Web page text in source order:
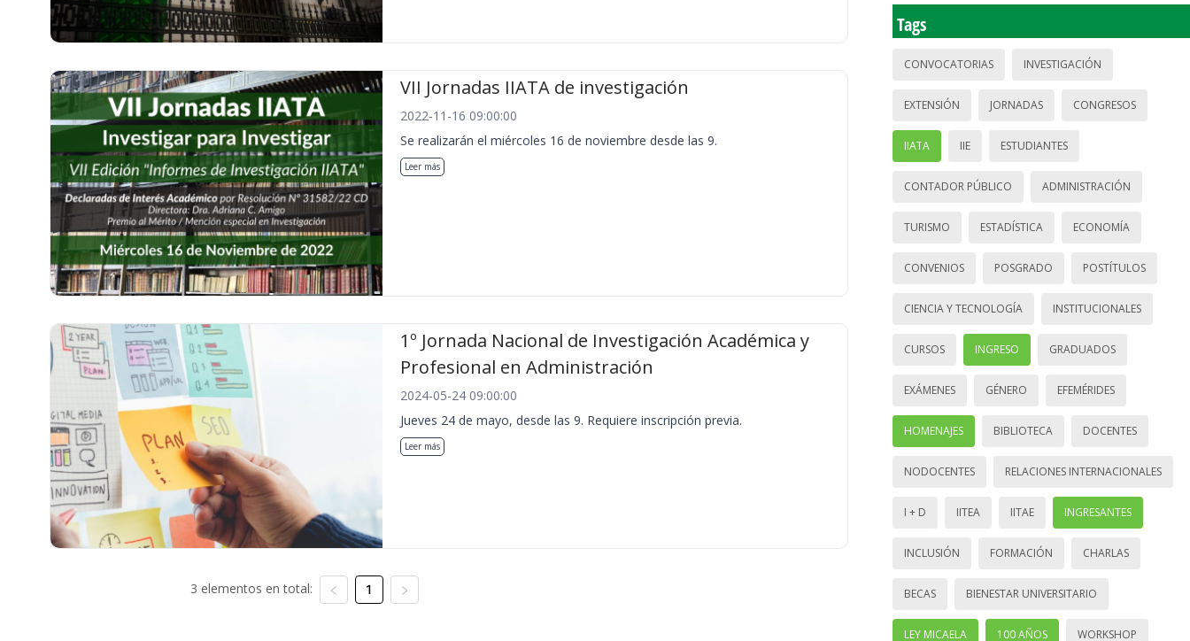
VII Jornadas IIATA de investigación
2022-11-16 09:00:00
Se realizarán el miércoles 16 de noviembre desde las 9.
Leer más
1º Jornada Nacional de Investigación Académica y
Profesional en Administración
2024-05-24 09:00:00
Jueves 24 de mayo, desde las 9. Requiere inscripción previa.
Leer más
3 elementos en total: 1
Tags
CONVOCATORIAS INVESTIGACIÓN
EXTENSIÓN JORNADAS CONGRESOS
IIATA IIE ESTUDIANTES
CONTADOR PÚBLICO ADMINISTRACIÓN
TURISMO ESTADÍSTICA ECONOMÍA
CONVENIOS POSGRADO POSTÍTULOS
CIENCIA Y TECNOLOGÍA INSTITUCIONALES
CURSOS INGRESO GRADUADOS
EXÁMENES GÉNERO EFEMÉRIDES
HOMENAJES BIBLIOTECA DOCENTES
NODOCENTES RELACIONES INTERNACIONALES
I + D IITEA IITAE INGRESANTES
INCLUSIÓN FORMACIÓN CHARLAS
BECAS BIENESTAR UNIVERSITARIO
LEY MICAELA 100 AÑOS WORKSHOP